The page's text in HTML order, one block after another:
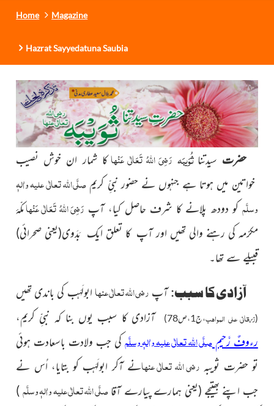
Home Magazine
Hazrat Sayyedatuna Saubia
حضرت سیدتنا ثُوَیبَہ رَضِیَ اللہُ تَعَالٰی عَنْہا کا شمار ان خوش نصیب
خواتین میں ہوتا ہے جنہوں نے حضور نبیِّ کریم صلَّی اللہ تعالٰی علیہ واٰلہٖ
وسلَّم کو دودھ پلانے کا شرف حاصل کیا، آپ رَضِیَ اللہُ تَعَالٰی عَنْہامکّۂ
مکرّمہ کی رہنے والی تھیں اور آپ کا تعلق ایک بَدَوی(یعنی صحرائی)
قبیلے سے تھا۔
آزادی کا سبب:آپ رضی اللہ تعالٰی عنہاابولَہَب کی باندی تھیں
(زرقانی علی المواھب،ج1،ص78)
آزادی کا سبب یوں بنا کہ نبیِّ کریم،
رءوفٌ رَّحیمصلَّی اللہ تعالٰی علیہ واٰلہٖ وسلَّمکی جب ولادت باسعادت ہوئی
تو حضرت ثویبہ رضی اللہ تعالٰی عنہانے آکر ابولَہَب کو بتایا،اُس نے
جب اپنے بھتیجے (یعنی ہمارے پیارے آقا صلَّی اللہ تعالٰی علیہ واٰلہٖ وسلَّم)